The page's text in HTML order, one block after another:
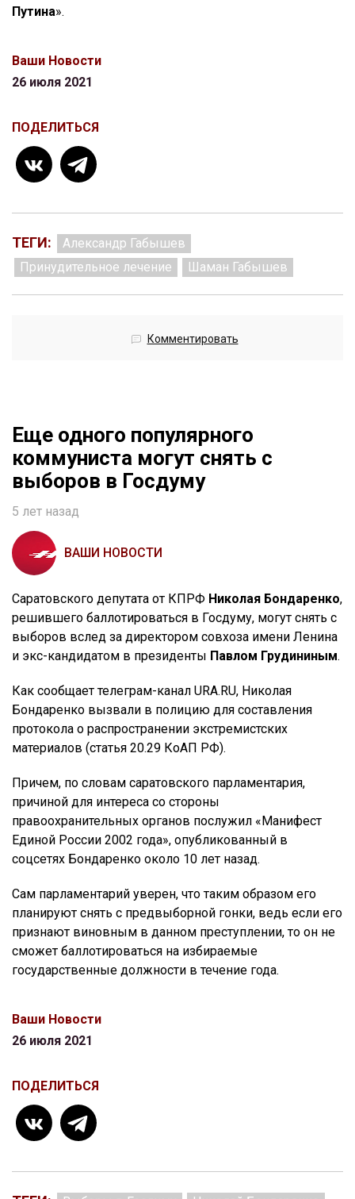
Путина».
Ваши Новости
26 июля 2021
ПОДЕЛИТЬСЯ
ТЕГИ:
Александр Габышев
Принудительное лечение
Шаман Габышев
Комментировать
Еще одного популярного
коммуниста могут снять с
выборов в Госдуму
5 лет назад
ВАШИ НОВОСТИ
Саратовского депутата от КПРФ Николая Бондаренко,
решившего баллотироваться в Госдуму, могут снять с
выборов вслед за директором совхоза имени Ленина
и экс-кандидатом в президенты Павлом Грудининым.
Как сообщает телеграм-канал URA.RU, Николая
Бондаренко вызвали в полицию для составления
протокола о распространении экстремистских
материалов (статья 20.29 КоАП РФ).
Причем, по словам саратовского парламентария,
причиной для интереса со стороны
правоохранительных органов послужил «Манифест
Единой России 2002 года», опубликованный в
соцсетях Бондаренко около 10 лет назад.
Сам парламентарий уверен, что таким образом его
планируют снять с предвыборной гонки, ведь если его
признают виновным в данном преступлении, то он не
сможет баллотироваться на избираемые
государственные должности в течение года.
Ваши Новости
26 июля 2021
ПОДЕЛИТЬСЯ